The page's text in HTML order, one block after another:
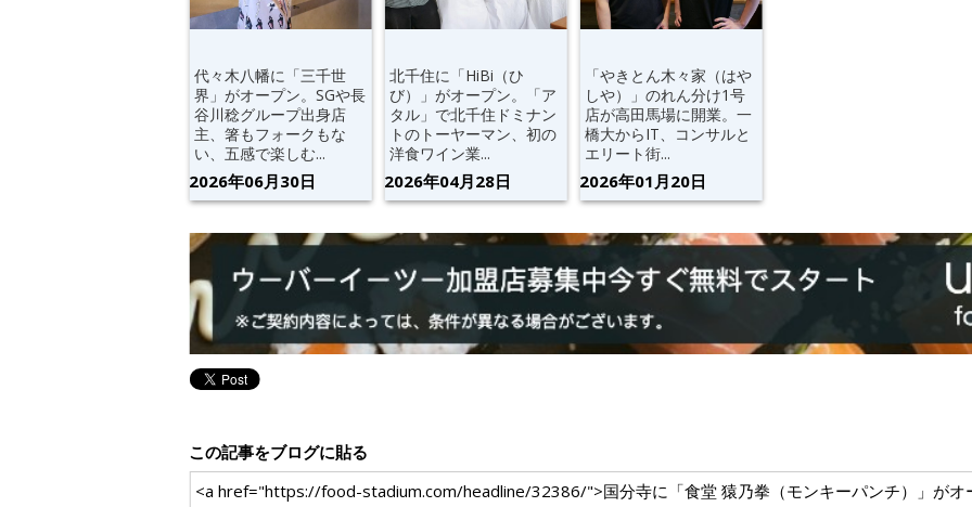
代々木八幡に「三千世
界」がオープン。SGや長
谷川稔グループ出身店
主、箸もフォークもな
い、五感で楽しむ...
2026年06月30日
北千住に「HiBi（ひ
び）」がオープン。「ア
タル」で北千住ドミナン
トのトーヤーマン、初の
洋食ワイン業...
2026年04月28日
「やきとん木々家（はや
しや）」のれん分け1号
店が高田馬場に開業。一
橋大からIT、コンサルと
エリート街...
2026年01月20日
この記事をブログに貼る
<a href="https://food-stadium.com/headline/32386/">国分寺に「食堂 猿乃拳（モンキーパンチ）」がオ